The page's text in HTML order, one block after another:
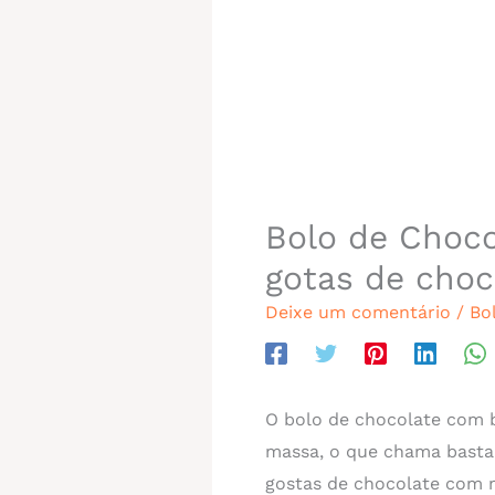
Bolo de
gotas de
Deixe um comentário /
O bolo de chocolate com
massa, o que chama
gostas de chocolate com